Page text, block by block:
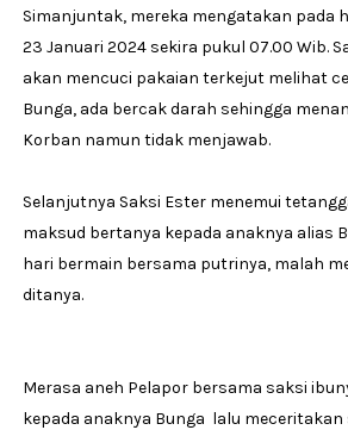
Simanjuntak, mereka mengatakan pada
23 Januari 2024 sekira pukul 07.00 Wib.
akan mencuci pakaian terkejut melihat
Bunga, ada bercak darah sehingga
Korban namun tidak menjawab.
Selanjutnya Saksi Ester menemui
maksud bertanya kepada anaknya alias
hari bermain bersama putrinya, malah
ditanya.
Merasa aneh Pelapor bersama saksi
kepada anaknya Bunga lalu meceritakan